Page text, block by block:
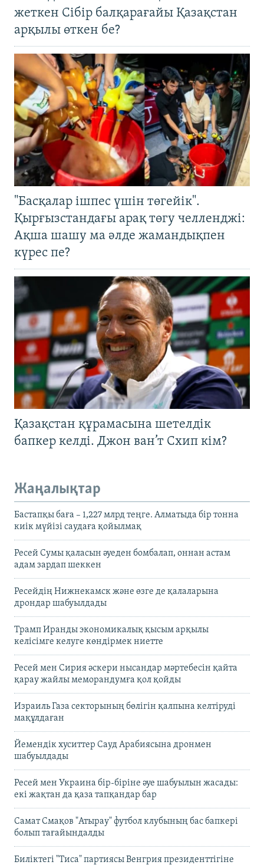
жеткен Сібір балқарағайы Қазақстан
арқылы өткен бе?
"Басқалар ішпес үшін төгейік".
Қырғызстандағы арақ төгу челленджі:
Ақша шашу ма әлде жамандықпен
күрес пе?
Қазақстан құрамасына шетелдік
бапкер келді. Джон ван’т Схип кім?
Жаңалықтар
Бастапқы баға – 1,227 млрд теңге. Алматыда бір тонна
киік мүйізі саудаға қойылмақ
Ресей Сумы қаласын әуеден бомбалап, оннан астам
адам зардап шеккен
Ресейдің Нижнекамск және өзге де қалаларына
дрондар шабуылдады
Трамп Иранды экономикалық қысым арқылы
келісімге келуге көндірмек ниетте
Ресей мен Сирия әскери нысандар мәртебесін қайта
қарау жайлы меморандумға қол қойды
Израиль Газа секторының бөлігін қалпына келтіруді
мақұлдаған
Йемендік хуситтер Сауд Арабиясына дронмен
шабуылдады
Ресей мен Украина бір-біріне әуе шабуылын жасады:
екі жақтан да қаза тапқандар бар
Самат Смақов "Атырау" футбол клубының бас бапкері
болып тағайындалды
Биліктегі "Тиса" партиясы Венгрия президенттігіне